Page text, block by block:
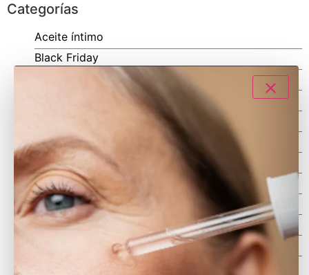
Categorías
Aceite íntimo
Black Friday
Consejos Saludables
Cosmética Sostenible
Cuidado de la piel
Cuidado del cabello
Navidad
Novedades
Promociones Decolores